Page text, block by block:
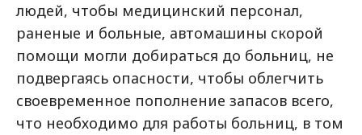
людей, чтобы медицинский персонал,
раненые и больные, автомашины скорой
помощи могли добираться до больниц, не
подвергаясь опасности, чтобы облегчить
своевременное пополнение запасов всего,
что необходимо для работы больниц, в том